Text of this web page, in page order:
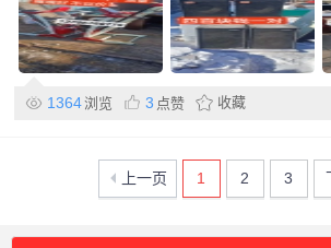
1364浏览 3 点赞 收藏
上一页 1 2 3